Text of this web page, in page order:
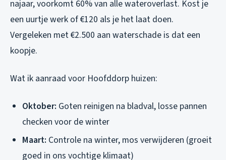
najaar, voorkomt 60% van alle wateroverlast. Kost je
een uurtje werk of €120 als je het laat doen.
Vergeleken met €2.500 aan waterschade is dat een
koopje.
Wat ik aanraad voor Hoofddorp huizen:
Oktober: Goten reinigen na bladval, losse pannen
checken voor de winter
Maart: Controle na winter, mos verwijderen (groeit
goed in ons vochtige klimaat)